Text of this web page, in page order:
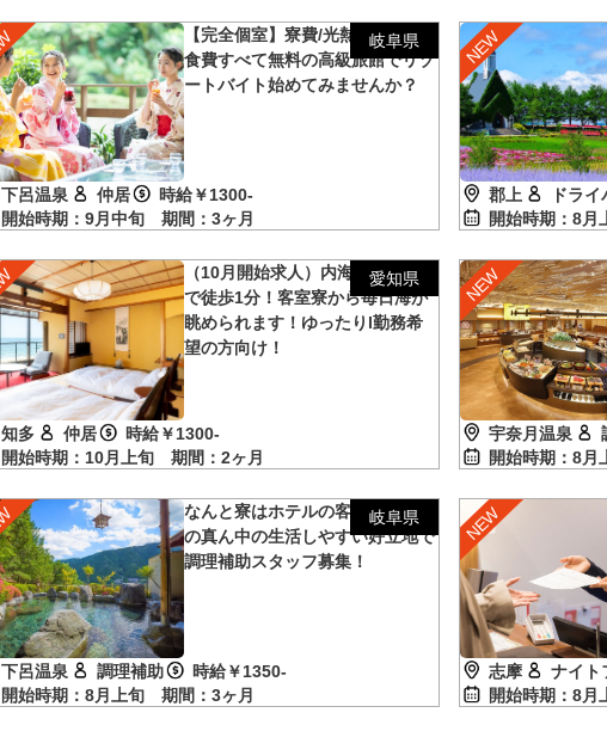
岐阜県
【完全個室】寮費/光熱費/交通費/
食費すべて無料の高級旅館でリゾ
ートバイト始めてみませんか？
下呂温泉 仲居
時給￥1300-
開始時期：9月中旬 期間：3ヶ月
郡上 ドライ
開始時期：8
愛知県
（10月開始求人）内海海水浴場ま
で徒歩1分！客室寮から毎日海が
眺められます！ゆったりl勤務希
望の方向け！
知多 仲居
時給￥1300-
開始時期：10月上旬 期間：2ヶ月
宇奈月温泉
開始時期：8
岐阜県
なんと寮はホテルの客室！？下呂
の真ん中の生活しやすい好立地で
調理補助スタッフ募集！
下呂温泉 調理補助
時給￥1350-
開始時期：8月上旬 期間：3ヶ月
志摩 ナイト
開始時期：8